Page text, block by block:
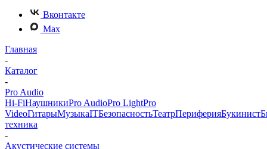
Вконтакте
Max
Главная
-
Каталог
-
Pro Audio
Hi-FiНаушникиPro AudioPro LightPro
VideoГитарыМузыкаITБезопасностьТеатрПериферияБукинист
техника
-
Акустические системы